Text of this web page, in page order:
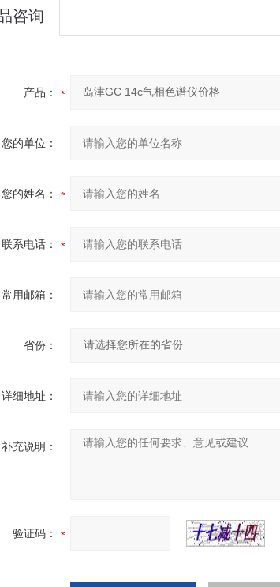
咨询
产品：
您的单位：
您的姓名：
联系电话：
常用邮箱：
省份：
详细地址：
补充说明：
验证码：